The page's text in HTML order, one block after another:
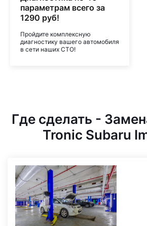
параметрам всего за
1290 руб!
Пройдите комплексную
диагностику вашего автомобиля
в сети наших СТО!
Где сделать -
Tronic Subaru